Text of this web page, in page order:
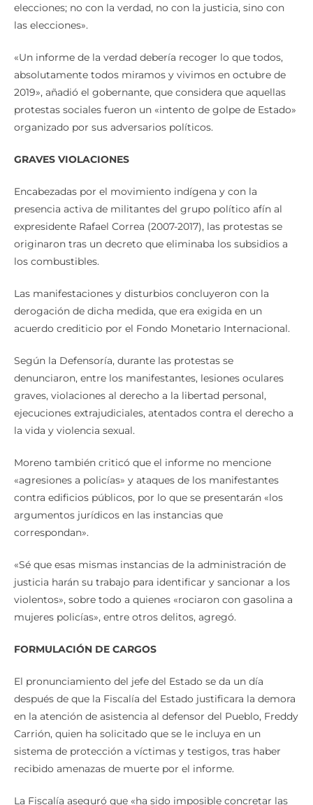
elecciones; no con la verdad, no con la justicia, sino con
las elecciones».
«Un informe de la verdad debería recoger lo que todos,
absolutamente todos miramos y vivimos en octubre de
2019», añadió el gobernante, que considera que aquellas
protestas sociales fueron un «intento de golpe de Estado»
organizado por sus adversarios políticos.
GRAVES VIOLACIONES
Encabezadas por el movimiento indígena y con la
presencia activa de militantes del grupo político afín al
expresidente Rafael Correa (2007-2017), las protestas se
originaron tras un decreto que eliminaba los subsidios a
los combustibles.
Las manifestaciones y disturbios concluyeron con la
derogación de dicha medida, que era exigida en un
acuerdo crediticio por el Fondo Monetario Internacional.
Según la Defensoría, durante las protestas se
denunciaron, entre los manifestantes, lesiones oculares
graves, violaciones al derecho a la libertad personal,
ejecuciones extrajudiciales, atentados contra el derecho a
la vida y violencia sexual.
Moreno también criticó que el informe no mencione
«agresiones a policías» y ataques de los manifestantes
contra edificios públicos, por lo que se presentarán «los
argumentos jurídicos en las instancias que
correspondan».
«Sé que esas mismas instancias de la administración de
justicia harán su trabajo para identificar y sancionar a los
violentos», sobre todo a quienes «rociaron con gasolina a
mujeres policías», entre otros delitos, agregó.
FORMULACIÓN DE CARGOS
El pronunciamiento del jefe del Estado se da un día
después de que la Fiscalía del Estado justificara la demora
en la atención de asistencia al defensor del Pueblo, Freddy
Carrión, quien ha solicitado que se le incluya en un
sistema de protección a víctimas y testigos, tras haber
recibido amenazas de muerte por el informe.
La Fiscalía aseguró que «ha sido imposible concretar las